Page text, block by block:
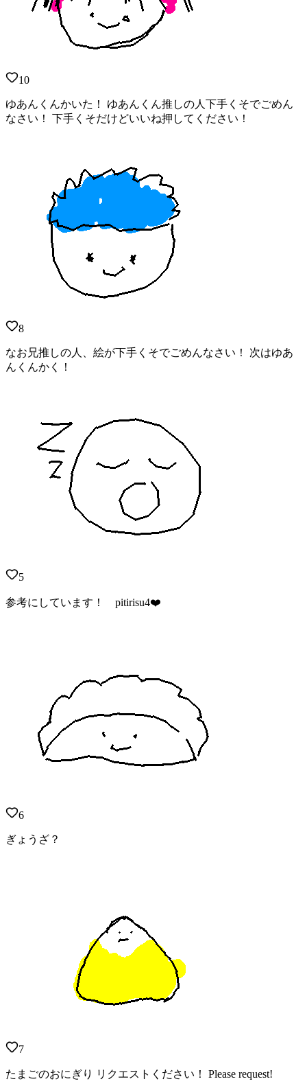
10
ゆあんくんかいた！ ゆあんくん推しの人下手くそでごめん
なさい！ 下手くそだけどいいね押してください！
8
なお兄推しの人、絵が下手くそでごめんなさい！ 次はゆあ
んくんかく！
5
参考にしています！ pitirisu4❤️
6
ぎょうざ？
7
たまごのおにぎり リクエストください！ Please request!